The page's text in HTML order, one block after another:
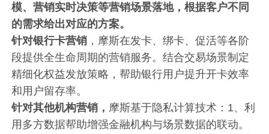
模、营销实时决策等营销场景落地，根据客户不同
的需求给出对应的方案。
针对银行卡营销 ，摩斯在发卡、绑卡、促活等各阶
段提供全生命周期的营销服务。结合交易场景制定
精细化权益发放策略，帮助银行用户提升开卡效率
和用户留存率。
针对其他机构营销， 摩斯基于隐私计算技术：1、利
用多方数据帮助增强金融机构与场景数据的联动。